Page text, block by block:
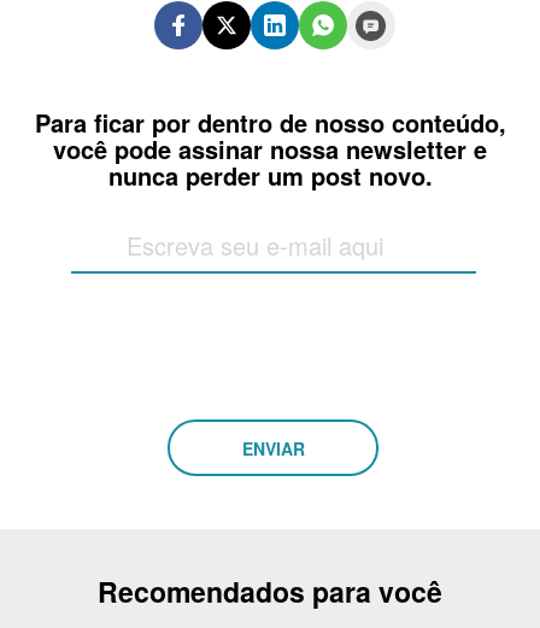
Para ficar por dentro de nosso conteúdo,
você pode assinar nossa newsletter e
nunca perder um post novo.
Recomendados para você